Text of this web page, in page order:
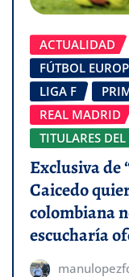
ACTUALIDAD
FÚTBOL
LIGA F
REAL MADRID
TITULARES
Exclusiva de
Caicedo
colombiana
escucharía